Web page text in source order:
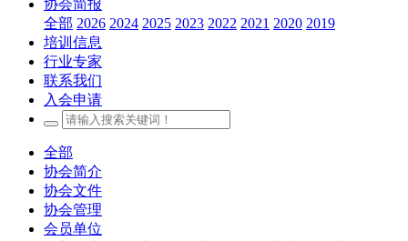
协会简报
全部 2026 2024 2025 2023 2022 2021 2020 2019
培训信息
行业专家
联系我们
入会申请
全部
协会简介
协会文件
协会管理
会员单位